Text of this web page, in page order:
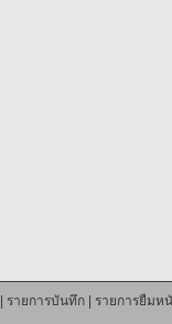
รายการบันทึก| รายการยืมห